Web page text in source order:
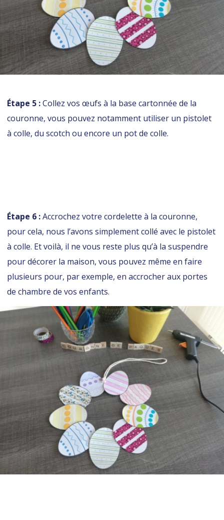
Étape 5 :Collez vos œufs à la base cartonnée de la
couronne, vous pouvez notamment utiliser un pistolet
à colle, du scotch ou encore un pot de colle.
Étape 6 :Accrochez votre cordelette à la couronne,
pour cela, nous l’avons simplement collé avec le pistolet
à colle. Et voilà, il ne vous reste plus qu’à la suspendre
pour décorer la maison, vous pouvez même en faire
plusieurs pour, par exemple, en accrocher aux portes
de chambre de vos enfants.